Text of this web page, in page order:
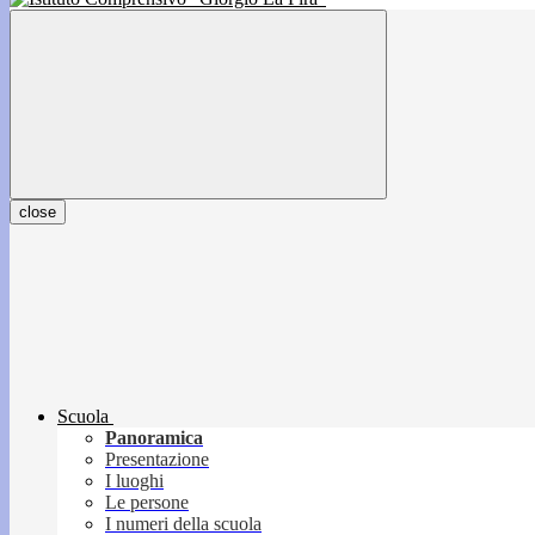
close
Scuola
Panoramica
Presentazione
I luoghi
Le persone
I numeri della scuola